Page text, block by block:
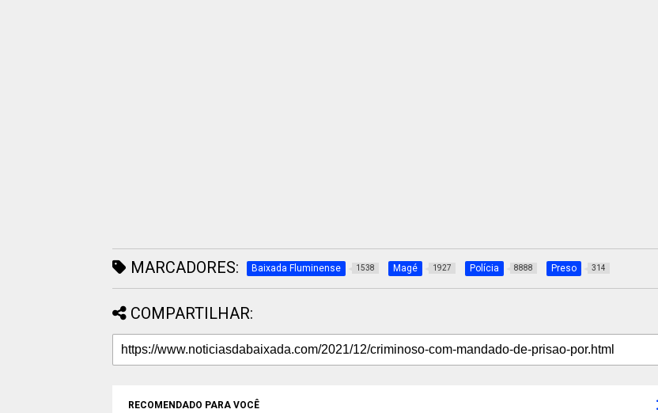
MARCADORES: Baixada Fluminense 1538 Magé 1927 Polícia 8888 Preso 314
COMPARTILHAR:
RECOMENDADO PARA VOCÊ